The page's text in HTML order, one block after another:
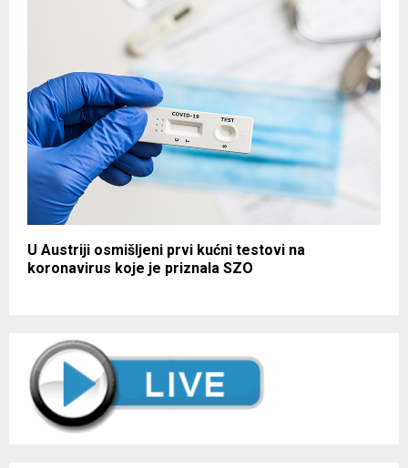
U Austriji osmišljeni prvi kućni testovi na
koronavirus koje je priznala SZO